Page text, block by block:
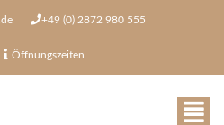
+49 (0) 2872 980 555
Öffnungszeiten